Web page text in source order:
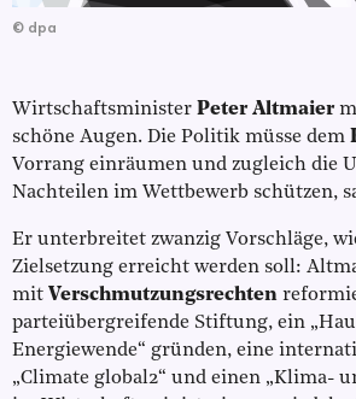
© dpa
Wirtschaftsminister Peter Altmaier
schöne Augen. Die Politik müsse dem
Vorrang einräumen und zugleich die
Nachteilen im Wettbewerb schützen,
Er unterbreitet zwanzig Vorschläge,
Zielsetzung erreicht werden soll:
mit Verschmutzungsrechten
parteiübergreifende Stiftung, ein
Energiewende“ gründen, eine
„Climate global2“ und einen „Klima-